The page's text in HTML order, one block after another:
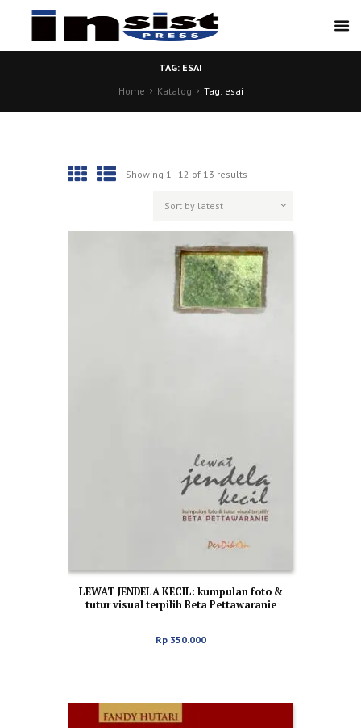
TAG: ESAI
Home
Katalog Tag: esai
Showing 1–12 of 13 results
LEWAT JENDELA KECIL: kumpulan foto &
tutur visual terpilih Beta Pettawaranie
Rp350.000